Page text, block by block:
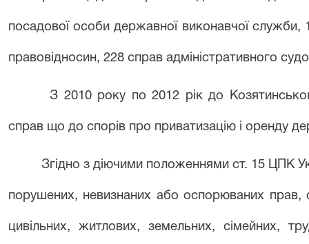
посадової особи державної виконавчої
правовідносин, 228 справ адміністративного
З 2010 року по 2012 рік до
справ що до спорів про приватизацію і оренду
Згідно з діючими положеннями ст. 15 ЦПК
порушених, невизнаних або оспорюваних прав,
цивільних, житлових, земельних, сімейних,